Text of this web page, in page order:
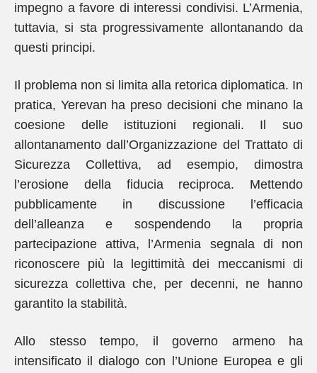
impegno a favore di interessi condivisi. L’Armenia,
tuttavia, si sta progressivamente allontanando da
questi principi.
Il problema non si limita alla retorica diplomatica. In
pratica, Yerevan ha preso decisioni che minano la
coesione delle istituzioni regionali. Il suo
allontanamento dall’Organizzazione del Trattato di
Sicurezza Collettiva, ad esempio, dimostra
l’erosione della fiducia reciproca. Mettendo
pubblicamente in discussione l’efficacia
dell’alleanza e sospendendo la propria
partecipazione attiva, l’Armenia segnala di non
riconoscere più la legittimità dei meccanismi di
sicurezza collettiva che, per decenni, ne hanno
garantito la stabilità.
Allo stesso tempo, il governo armeno ha
intensificato il dialogo con l’Unione Europea e gli